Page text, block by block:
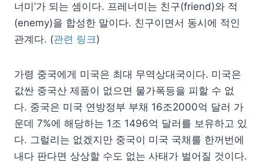
너미’가 되는 셈이다. 프레너미는 친구(friend)와 적
(enemy)을 합성한 말이다. 친구이면서 동시에 적인
관계다. (관련 링크)
가령 중국에게 미국은 최대 무역상대국이다. 미국은
값싼 중국산 제품이 없으면 물가폭등을 피할 수 없
다. 중국은 미국 연방정부 부채 16조2000억 달러 가
운데 7%에 해당하는 1조 1496억 달러를 보유하고 있
다. 그럴리는 없겠지만 중국이 미국 국채를 한꺼번에
내다 판다면 상상할 수도 없는 사태가 벌어질 것이다.